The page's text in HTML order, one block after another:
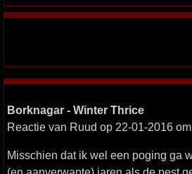
Borknagar - Winter Thrice
Reactie van Ruud op 22-01-2016
Misschien dat ik wel een poging ga